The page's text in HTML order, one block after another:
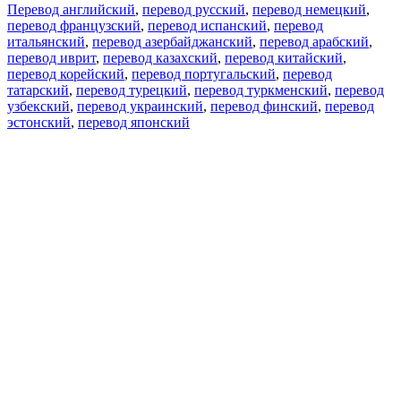
Перевод английский, перевод русский, перевод немецкий,
перевод французский, перевод испанский, перевод
итальянский, перевод азербайджанский, перевод арабский,
перевод иврит, перевод казахский, перевод китайский,
перевод корейский, перевод португальский, перевод
татарский, перевод турецкий, перевод туркменский, перевод
узбекский, перевод украинский, перевод финский, перевод
эстонский, перевод японский